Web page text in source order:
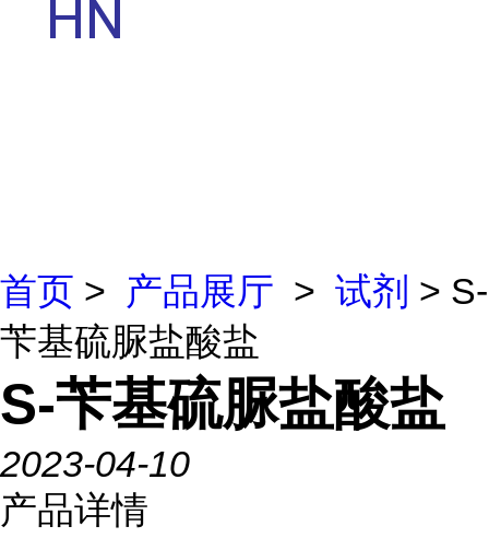
首页 > 产品展厅 > 试剂 > S-
苄基硫脲盐酸盐
S-苄基硫脲盐酸盐
2023-04-10
产品详情